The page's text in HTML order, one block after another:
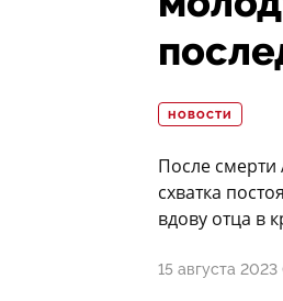
НОВОСТИ
После смерти
схватка
вдову отца в
15 августа